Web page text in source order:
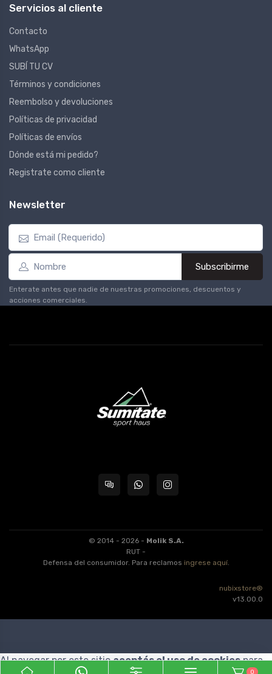
Servicios al cliente
Contacto
WhatsApp
SUBÍ TU CV
Términos y condiciones
Reembolso y devoluciones
Políticas de privacidad
Políticas de envíos
Dónde está mi pedido?
Registrate como cliente
Newsletter
Subscribirme
Enterate antes que nadie de nuestras promociones, descuentos y
acciones comerciales.
© 2014 - 2026 - Molik S.A.
RUT -
Defensa del consumidor. Para reclamos ingrese aquí.
nubixstore®
v13.00.0
0
Al navegar por este sitioaceptás el uso de cookiespara